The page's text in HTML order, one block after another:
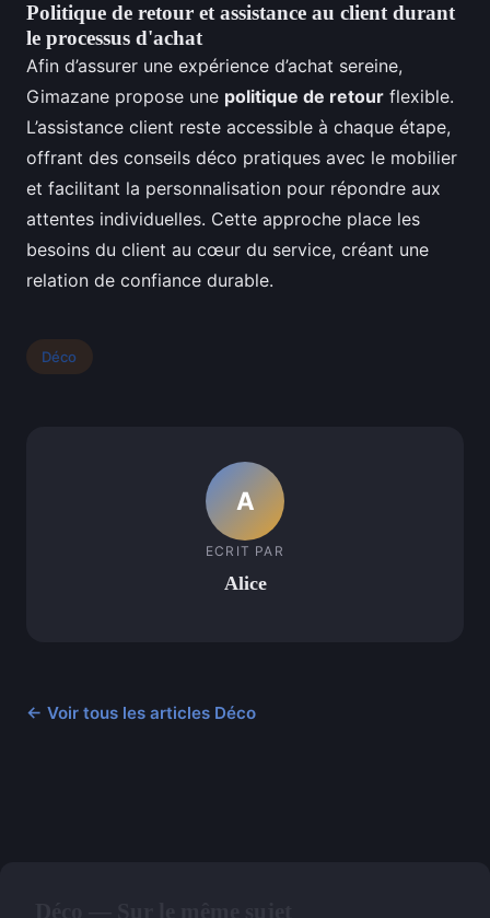
Politique de retour et assistance au client durant
le processus d'achat
Afin d’assurer une expérience d’achat sereine,
Gimazane propose une politique de retour flexible.
L’assistance client reste accessible à chaque étape,
offrant des conseils déco pratiques avec le mobilier
et facilitant la personnalisation pour répondre aux
attentes individuelles. Cette approche place les
besoins du client au cœur du service, créant une
relation de confiance durable.
Déco
A
ECRIT PAR
Alice
← Voir tous les articles Déco